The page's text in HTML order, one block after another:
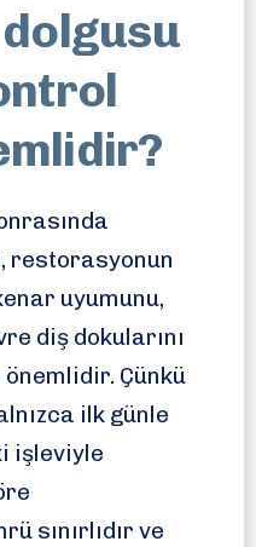
restorasyonun
uyumunu,
diş dokularını
Çünkü
ilk günle
işleviyle
sınırlıdır ve